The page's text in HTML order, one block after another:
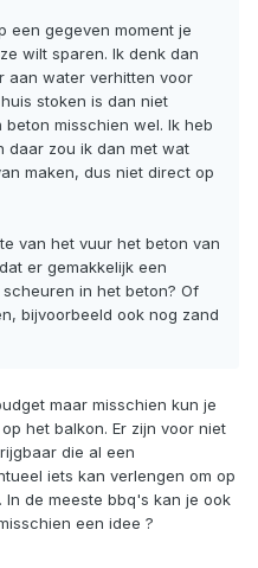
een gegeven moment je
wilt sparen. Ik denk dan
aan water verhitten voor
stoken is dan niet
misschien wel. Ik heb
daar zou ik dan met wat
maken, dus niet direct op
van het vuur het beton van
er gemakkelijk een
in het beton? Of
bijvoorbeeld ook nog zand
maar misschien kun je
het balkon. Er zijn voor niet
die al een
iets kan verlengen om op
de meeste bbq's kan je ook
een idee ?